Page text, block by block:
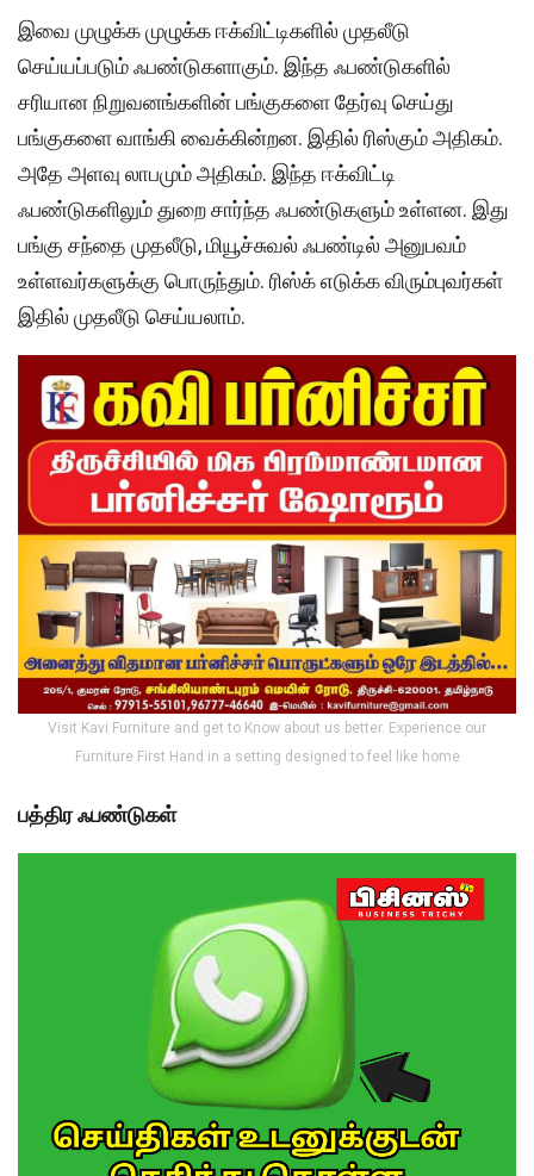
இவை முழுக்க முழுக்க ஈக்விட்டிகளில் முதலீடு
செய்யப்படும் ஃபண்டுகளாகும். இந்த ஃபண்டுகளில்
சரியான நிறுவனங்களின் பங்குகளை தேர்வு செய்து
பங்குகளை வாங்கி வைக்கின்றன. இதில் ரிஸ்கும் அதிகம்.
அதே அளவு லாபமும் அதிகம். இந்த ஈக்விட்டி
ஃபண்டுகளிலும் துறை சார்ந்த ஃபண்டுகளும் உள்ளன. இது
பங்கு சந்தை முதலீடு, மியூச்சுவல் ஃபண்டில் அனுபவம்
உள்ளவர்களுக்கு பொருந்தும். ரிஸ்க் எடுக்க விரும்புவர்கள்
இதில் முதலீடு செய்யலாம்.
Visit Kavi Furniture and get to Know about us better. Experience our
Furniture First Hand in a setting designed to feel like home
பத்திர ஃபண்டுகள்